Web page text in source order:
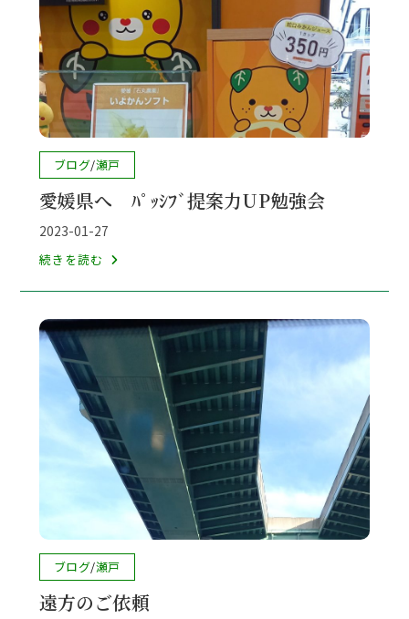
ﾙ
ｰ
ﾑ
へ
投
カ
テ
リ
ー:
ブログ/瀬戸
愛媛県へ ﾊﾟｯｼﾌﾞ提案力UP勉強会
投
稿
開
2023-01-27
続きを読む
へ
提
案
力
UP
勉
強
会
投
カ
ブログ/瀬戸
遠方のご依頼